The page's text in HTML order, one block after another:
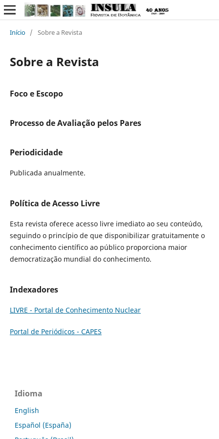
Início / Sobre a Revista
Sobre a Revista
Foco e Escopo
Processo de Avaliação pelos Pares
Periodicidade
Publicada anualmente.
Política de Acesso Livre
Esta revista oferece acesso livre imediato ao seu conteúdo,
seguindo o princípio de que disponibilizar gratuitamente o
conhecimento científico ao público proporciona maior
democratização mundial do conhecimento.
Indexadores
LIVRE - Portal de Conhecimento Nuclear
Portal de Periódicos - CAPES
Idioma
English
Español (España)